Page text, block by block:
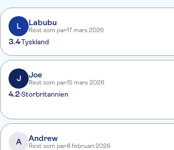
L Labubu
Rest som par17 mars 2026
3.4Tyskland
J Joe
Rest som par15 mars 2026
4.2Storbritannien
A Andrew
Rest som par8 februari 2026